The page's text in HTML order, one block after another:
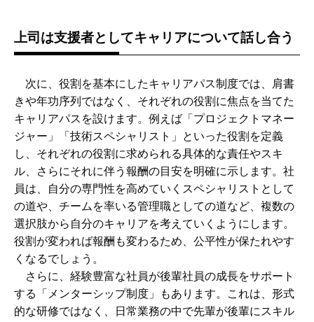
上司は支援者としてキャリアについて話し合う
次に、役割を基本にしたキャリアパス制度では、肩書
きや年功序列ではなく、それぞれの役割に焦点を当てた
キャリアパスを設けます。例えば「プロジェクトマネー
ジャー」「技術スペシャリスト」といった役割を定義
し、それぞれの役割に求められる具体的な責任やスキ
ル、さらにそれに伴う報酬の目安を明確に示します。社
員は、自分の専門性を高めていくスペシャリストとして
の道や、チームを率いる管理職としての道など、複数の
選択肢から自分のキャリアを考えていくようにします。
役割が変われば報酬も変わるため、公平性が保たれやす
くなるでしょう。
さらに、経験豊富な社員が後輩社員の成長をサポート
する「メンターシップ制度」もあります。これは、形式
的な研修ではなく、日常業務の中で先輩が後輩にスキル